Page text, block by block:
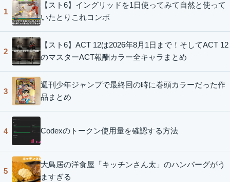
1
【スト6】イングリッドを1日使ってみて自然と使って
いたとりこれコンボ
2
【スト6】ACT 12は2026年8月1日まで！そしてACT 12
のマスターACT報酬カラー全キャラまとめ
3
週刊少年ジャンプで最終回の時に巻頭カラーだった作
品まとめ
4 Codexのトークン使用量を確認する方法
5
大鳥居の洋食屋「キッチンさん太」のハンバーグがう
ますぎる